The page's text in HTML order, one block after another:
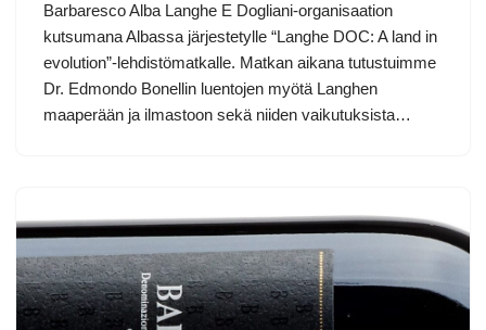
Barbaresco Alba Langhe E Dogliani-organisaation
kutsumana Albassa järjestetylle “Langhe DOC: A land in
evolution”-lehdistömatkalle. Matkan aikana tutustuimme
Dr. Edmondo Bonellin luentojen myötä Langhen
maaperään ja ilmastoon sekä niiden vaikutuksista…